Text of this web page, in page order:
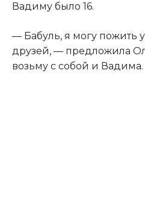
Вадиму было 16.
— Бабуль, я могу пожить
друзей, — предложила
возьму с собой и Вадима.